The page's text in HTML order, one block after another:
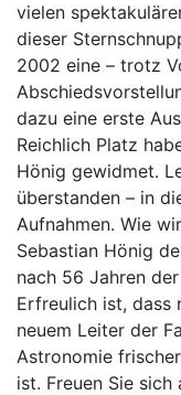
vielen
dieser
2002 eine – trotz
dazu eine erste
Reichlich Platz
Hönig gewidmet.
überstanden – in
Aufnahmen. Wie
Sebastian Hönig
nach 56 Jahren
Erfreulich ist, dass
neuem Leiter der
Astronomie
ist. Freuen Sie